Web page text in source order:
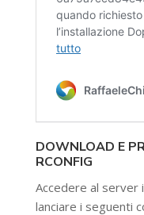
DOWNLOAD E
RCONFIG
Accedere al server
lanciare i seguenti